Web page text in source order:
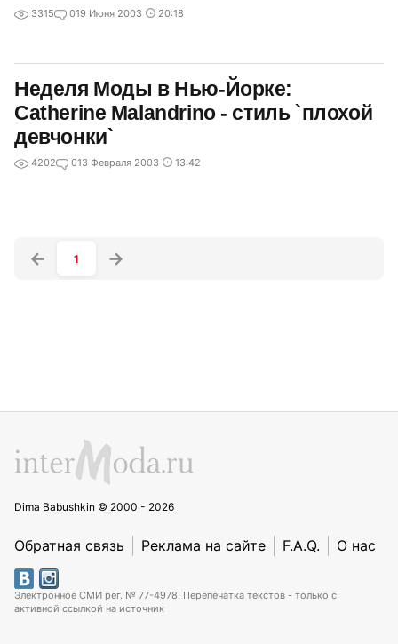
3315 019 Июня 2003 20:18
Неделя Моды в Нью-Йорке:
Catherine Malandrino - стиль `плохой
девчонки`
4202 013 Февраля 2003 13:42
1
Dima Babushkin © 2000 - 2026
Обратная связь Реклама на сайте F.A.Q. О нас
Электронное СМИ рег. № 77-4978. Перепечатка текстов - только с
активной ссылкой на источник